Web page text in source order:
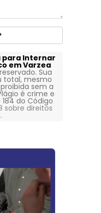
para Internar
em Varzea
Sua
total, mesmo
sem a
é crime e
do Código
sobre direitos
.